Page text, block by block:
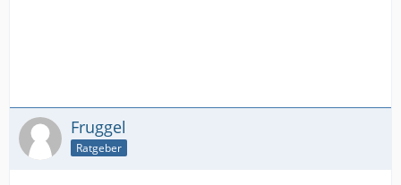
Fruggel
Ratgeber